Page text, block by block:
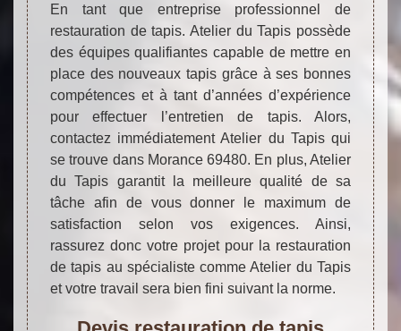
En tant que entreprise professionnel de
restauration de tapis. Atelier du Tapis possède
des équipes qualifiantes capable de mettre en
place des nouveaux tapis grâce à ses bonnes
compétences et à tant d’années d’expérience
pour effectuer l’entretien de tapis. Alors,
contactez immédiatement Atelier du Tapis qui
se trouve dans Morance 69480. En plus, Atelier
du Tapis garantit la meilleure qualité de sa
tâche afin de vous donner le maximum de
satisfaction selon vos exigences. Ainsi,
rassurez donc votre projet pour la restauration
de tapis au spécialiste comme Atelier du Tapis
et votre travail sera bien fini suivant la norme.